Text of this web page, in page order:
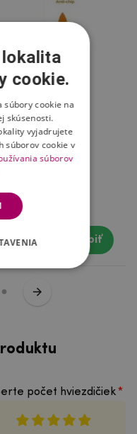
Honor 8
Kúpiť
počet hviezdičiek
lokalita
cookie.
súbory cookie na
skúsenosti.
vyjadrujete
súborov cookie v
súborov